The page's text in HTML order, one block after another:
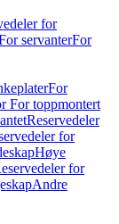
for
servanterFor
For
For toppmontert
Reservedeler
for
Høye
for
Andre